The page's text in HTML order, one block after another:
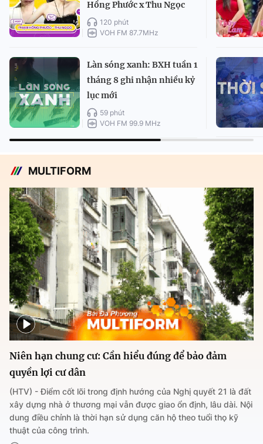
Hồng Phước x Thu Ngọc
120 phút
VOH FM 87.7MHz
Làn sóng xanh: BXH tuần 1
tháng 8 ghi nhận nhiều kỷ
lục mới
59 phút
VOH FM 99.9 MHz
MULTIFORM
Niên hạn chung cư: Cần hiểu đúng để bảo đảm
quyền lợi cư dân
(HTV) - Điểm cốt lõi trong định hướng của Nghị quyết 21 là đất
xây dựng nhà ở thương mại vẫn được giao ổn định, lâu dài. Nội
dung điều chỉnh là thời hạn sử dụng căn hộ theo tuổi thọ kỹ
thuật của công trình.